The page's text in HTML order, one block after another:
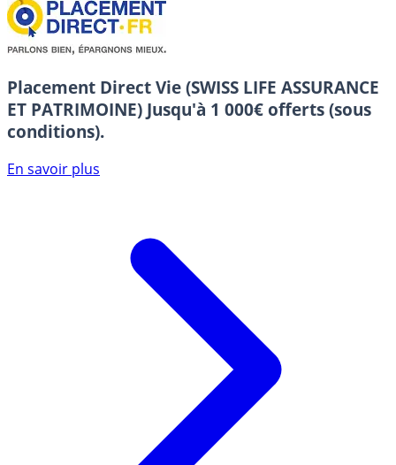
Placement Direct Vie (SWISS LIFE ASSURANCE
ET PATRIMOINE) Jusqu'à 1 000€ offerts (sous
conditions).
En savoir plus